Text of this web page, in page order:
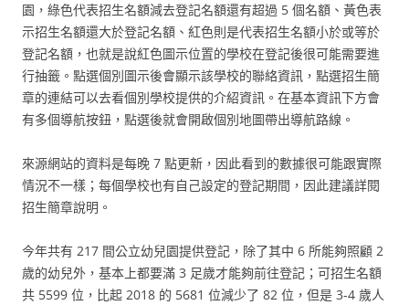
園，綠色代表招生名額減去登記名額還有超過 5 個名額、黃色表
示招生名額還大於登記名額、紅色則是代表招生名額小於或等於
登記名額，也就是說紅色圖示位置的學校在登記後很可能需要進
行抽籤。點選個別圖示後會顯示該學校的聯絡資訊，點選招生簡
章的連結可以去看個別學校提供的介紹資訊。在基本資訊下方會
有多個導航按鈕，點選後就會開啟個別地圖帶出導航路線。
來源網站的資料是每晚 7 點更新，因此看到的數據很可能跟實際
情況不一樣；每個學校也有自己設定的登記期間，因此建議詳閱
招生簡章說明。
今年共有 217 間公立幼兒園提供登記，除了其中 6 所能夠照顧 2
歲的幼兒外，基本上都要滿 3 足歲才能夠前往登記；可招生名額
共 5599 位，比起 2018 的 5681 位減少了 82 位，但是 3-4 歲人